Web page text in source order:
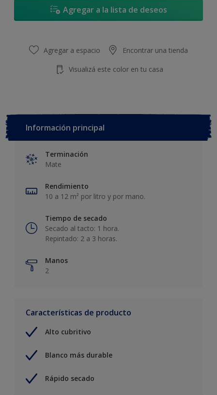
Agregar a la lista de deseos
Agregar a espacio Encontrar una tienda
Visualizá este color en tu casa
Información principal
Terminación
Mate
Rendimiento
10 a 12 m² por litro y por mano.
Tiempo de secado
Secado al tacto: 1 hora.
Repintado: 2 a 3 horas.
Manos
2
Características de producto
Alto cubritivo
Blanco más durable
Rápido secado